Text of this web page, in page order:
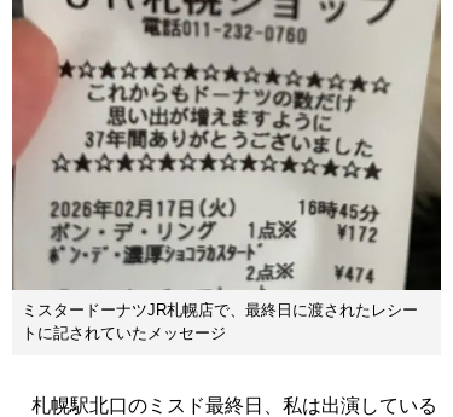
ミスタードーナツJR札幌店で、最終日に渡されたレシー
トに記されていたメッセージ
札幌駅北口のミスド最終日、私は出演している